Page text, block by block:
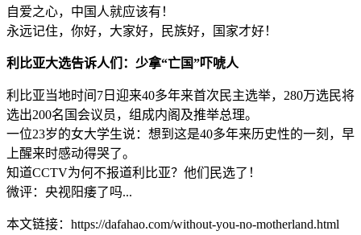
自爱之心，中国人就应该有！
永远记住，你好，大家好，民族好，国家才好！
利比亚大选告诉人们：少拿“亡国”吓唬人
利比亚当地时间7日迎来40多年来首次民主选举，280万选民将
选出200名国会议员，组成内阁及推举总理。
一位23岁的女大学生说：想到这是40多年来历史性的一刻，早
上醒来时感动得哭了。
知道CCTV为何不报道利比亚？他们民选了！
微评：央视阳痿了吗...
本文链接：https://dafahao.com/without-you-no-motherland.html